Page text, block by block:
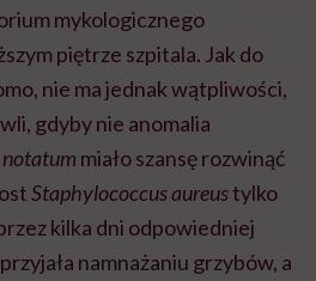
mykologicznego
piętrze szpitala. Jak do
nie ma jednak wątpliwości,
gdyby nie anomalia
miało szansę rozwinąć
Staphylococcus aureustylko
kilka dni odpowiedniej
namnażaniu grzybów, a